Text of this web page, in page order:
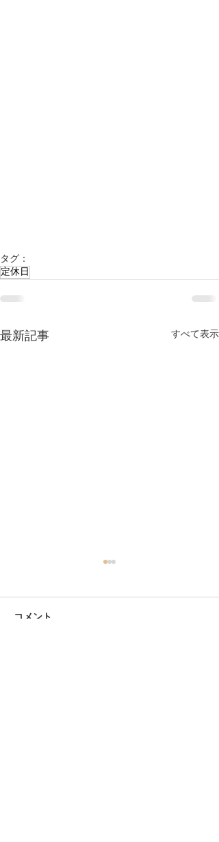
タグ：
定休日
最新記事 すべて表示
コメント